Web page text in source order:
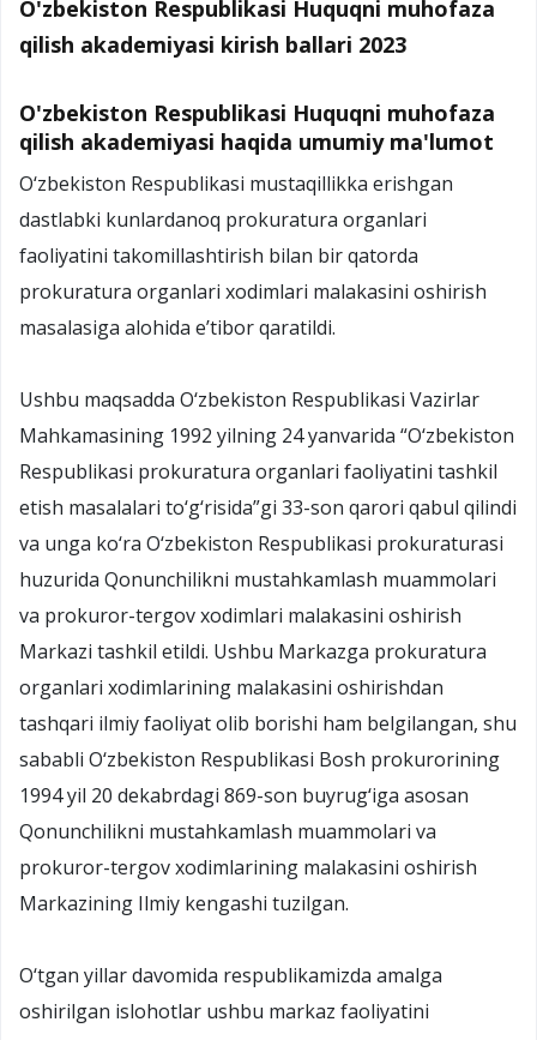
O'zbekiston Respublikasi Huquqni muhofaza
qilish akademiyasi kirish ballari 2023
O'zbekiston Respublikasi Huquqni muhofaza
qilish akademiyasi haqida umumiy ma'lumot
O‘zbekiston Respublikasi mustaqillikka erishgan
dastlabki kunlardanoq prokuratura organlari
faoliyatini takomillashtirish bilan bir qatorda
prokuratura organlari xodimlari malakasini oshirish
masalasiga alohida e’tibor qaratildi.
Ushbu maqsadda O‘zbekiston Respublikasi Vazirlar
Mahkamasining 1992 yilning 24 yanvarida “O‘zbekiston
Respublikasi prokuratura organlari faoliyatini tashkil
etish masalalari to‘g‘risida”gi 33-son qarori qabul qilindi
va unga ko‘ra O‘zbekiston Respublikasi prokuraturasi
huzurida Qonunchilikni mustahkamlash muammolari
va prokuror-tergov xodimlari malakasini oshirish
Markazi tashkil etildi. Ushbu Markazga prokuratura
organlari xodimlarining malakasini oshirishdan
tashqari ilmiy faoliyat olib borishi ham belgilangan, shu
sababli O‘zbekiston Respublikasi Bosh prokurorining
1994 yil 20 dekabrdagi 869-son buyrug‘iga asosan
Qonunchilikni mustahkamlash muammolari va
prokuror-tergov xodimlarining malakasini oshirish
Markazining Ilmiy kengashi tuzilgan.
O‘tgan yillar davomida respublikamizda amalga
oshirilgan islohotlar ushbu markaz faoliyatini